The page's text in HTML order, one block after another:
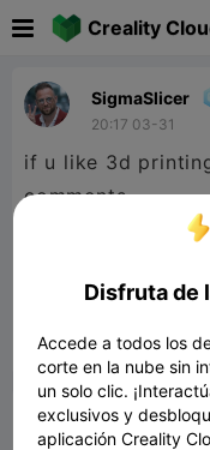
Creality
SigmaSlicer
20:17 03-31
if u like 3d
comments
Modelo 3D
 Reporte
Comentar
Disfruta de
Accede a todos los
corte en la nube sin
un solo clic.
exclusivos y
aplicación Creality